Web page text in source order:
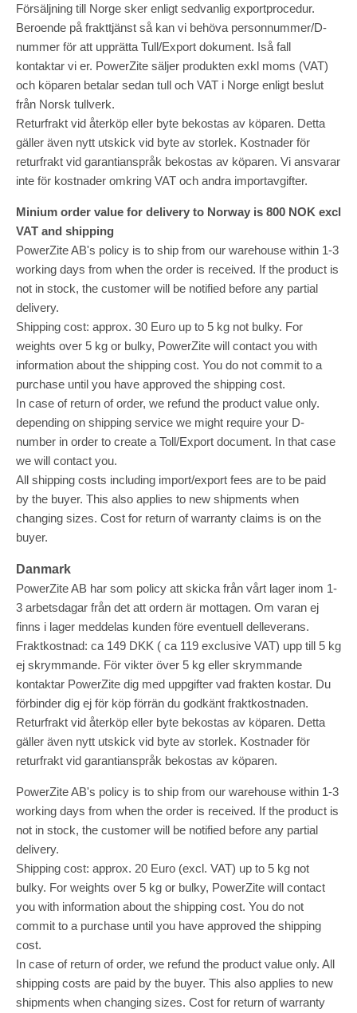
Försäljning till Norge sker enligt sedvanlig exportprocedur.
Beroende på frakttjänst så kan vi behöva personnummer/D-
nummer för att upprätta Tull/Export dokument. Iså fall
kontaktar vi er. PowerZite säljer produkten exkl moms (VAT)
och köparen betalar sedan tull och VAT i Norge enligt beslut
från Norsk tullverk.
Returfrakt vid återköp eller byte bekostas av köparen. Detta
gäller även nytt utskick vid byte av storlek. Kostnader för
returfrakt vid garantianspråk bekostas av köparen. Vi ansvarar
inte för kostnader omkring VAT och andra importavgifter.
Minium order value for delivery to Norway is 800 NOK excl
VAT and shipping
PowerZite AB's policy is to ship from our warehouse within 1-3
working days from when the order is received. If the product is
not in stock, the customer will be notified before any partial
delivery.
Shipping cost: approx. 30 Euro up to 5 kg not bulky. For
weights over 5 kg or bulky, PowerZite will contact you with
information about the shipping cost. You do not commit to a
purchase until you have approved the shipping cost.
In case of return of order, we refund the product value only.
depending on shipping service we might require your D-
number in order to create a Toll/Export document. In that case
we will contact you.
All shipping costs including import/export fees are to be paid
by the buyer. This also applies to new shipments when
changing sizes. Cost for return of warranty claims is on the
buyer.
Danmark
PowerZite AB har som policy att skicka från vårt lager inom 1-
3 arbetsdagar från det att ordern är mottagen. Om varan ej
finns i lager meddelas kunden före eventuell delleverans.
Fraktkostnad: ca 149 DKK ( ca 119 exclusive VAT) upp till 5 kg
ej skrymmande. För vikter över 5 kg eller skrymmande
kontaktar PowerZite dig med uppgifter vad frakten kostar. Du
förbinder dig ej för köp förrän du godkänt fraktkostnaden.
Returfrakt vid återköp eller byte bekostas av köparen. Detta
gäller även nytt utskick vid byte av storlek. Kostnader för
returfrakt vid garantianspråk bekostas av köparen.
PowerZite AB's policy is to ship from our warehouse within 1-3
working days from when the order is received. If the product is
not in stock, the customer will be notified before any partial
delivery.
Shipping cost: approx. 20 Euro (excl. VAT) up to 5 kg not
bulky. For weights over 5 kg or bulky, PowerZite will contact
you with information about the shipping cost. You do not
commit to a purchase until you have approved the shipping
cost.
In case of return of order, we refund the product value only. All
shipping costs are paid by the buyer. This also applies to new
shipments when changing sizes. Cost for return of warranty